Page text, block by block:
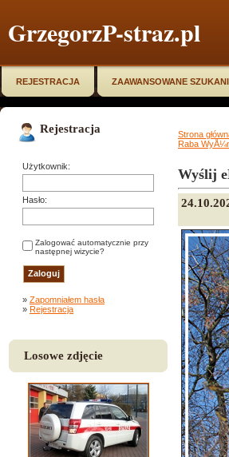
GrzegorzP-straz.pl
REJESTRACJA ZAAWANSOWANE
Rejestracja
Użytkownik:
Hasło:
Zalogować automatycznie przy
następnej wizycie?
» Zapomniałem hasła
» Rejestracja
Losowe zdjęcie
Strona
Raba
Wyślij